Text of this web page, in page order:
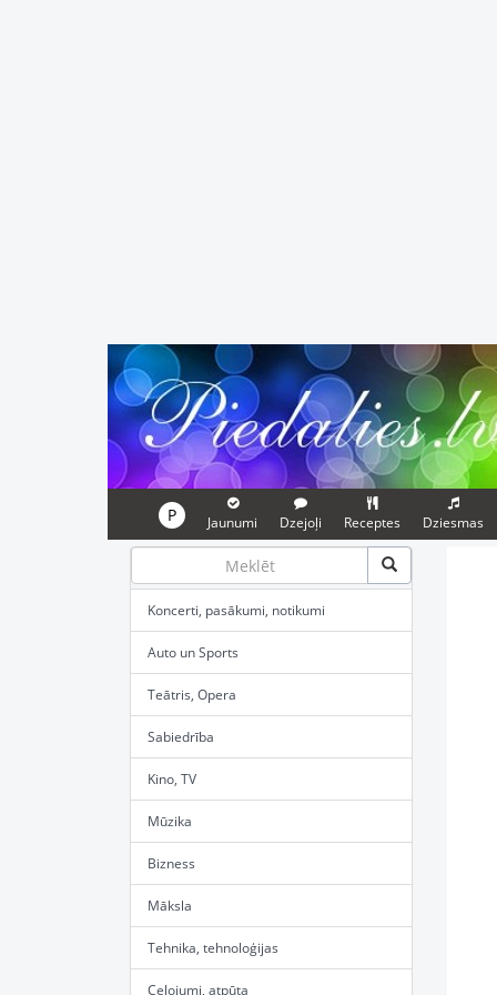
P Jaunumi Dzejoļi Receptes Dziesmas
Koncerti, pasākumi, notikumi
Auto un Sports
Teātris, Opera
Sabiedrība
Kino, TV
Mūzika
Bizness
Māksla
Tehnika, tehnoloģijas
Ceļojumi, atpūta